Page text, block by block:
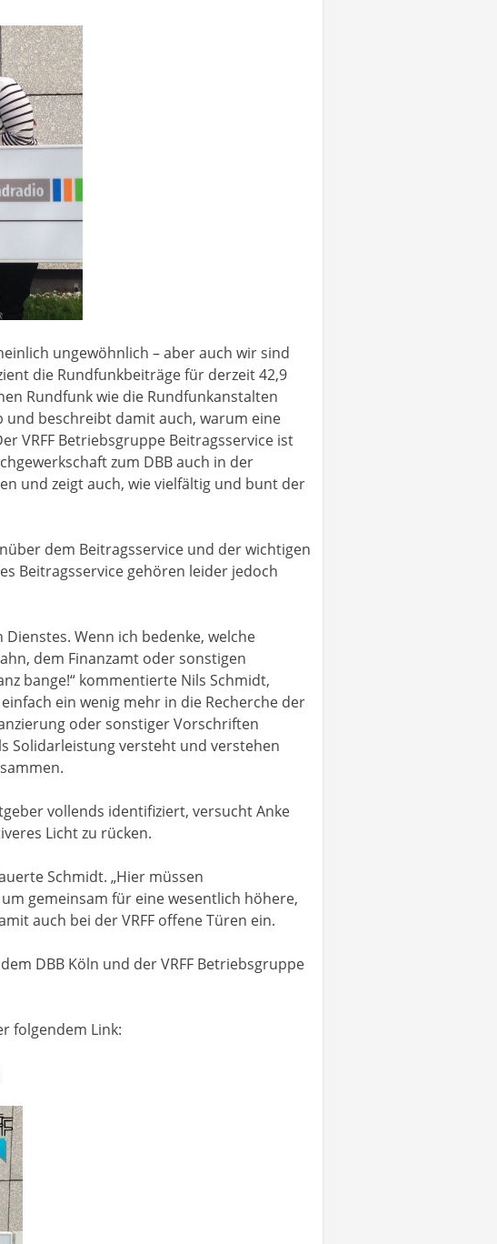
ungewöhnlich – aber auch wir sind
die Rundfunkbeiträge für derzeit 42,9
Rundfunk wie die Rundfunkanstalten
und beschreibt damit auch, warum eine
VRFF Betriebsgruppe Beitragsservice ist
zum DBB auch in der
und zeigt auch, wie vielfältig und bunt der
dem Beitragsservice und der wichtigen
Beitragsservice gehören leider jedoch
Wenn ich bedenke, welche
dem Finanzamt oder sonstigen
bange!“ kommentierte Nils Schmidt,
ein wenig mehr in die Recherche der
oder sonstiger Vorschriften
Solidarleistung versteht und verstehen
vollends identifiziert, versucht Anke
Licht zu rücken.
Schmidt. „Hier müssen
gemeinsam für eine wesentlich höhere,
auch bei der VRFF offene Türen ein.
DBB Köln und der VRFF Betriebsgruppe
folgendem Link: